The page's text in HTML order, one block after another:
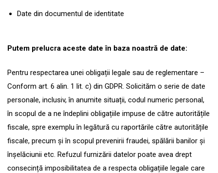
Date din documentul de identitate
Putem prelucra aceste date în baza noastră de date:
Pentru respectarea unei obligații legale sau de reglementare –
Conform art. 6 alin. 1 lit. c) din GDPR. Solicităm o serie de date
personale, inclusiv, în anumite situații, codul numeric personal,
în scopul de a ne îndeplini obligațiile impuse de către autoritățile
fiscale, spre exemplu în legătură cu raportările către autoritățile
fiscale, precum și în scopul prevenirii fraudei, spălării banilor și
înșelăciunii etc. Refuzul furnizării datelor poate avea drept
consecință imposibilitatea de a respecta obligațiile legale care